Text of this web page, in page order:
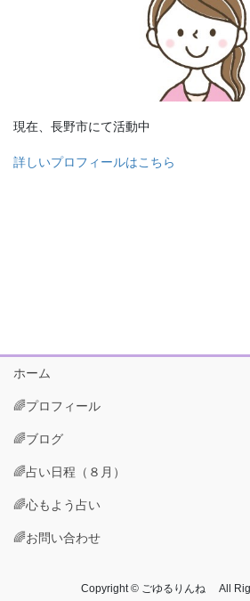
現在、長野市にて活動中
詳しいプロフィールはこちら
ホーム
🌈プロフィール
🌈ブログ
🌈占い日程（８月）
🌈心もよう占い
🌈お問い合わせ
Copyright © ごゆるりんね All